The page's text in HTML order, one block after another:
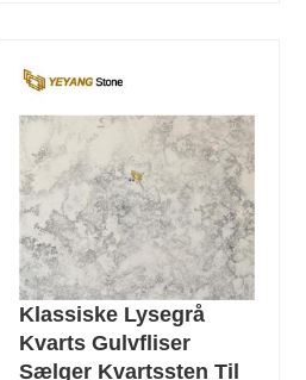
Klassiske Lysegrå
Kvarts Gulvfliser
Sælger Kvartssten Til